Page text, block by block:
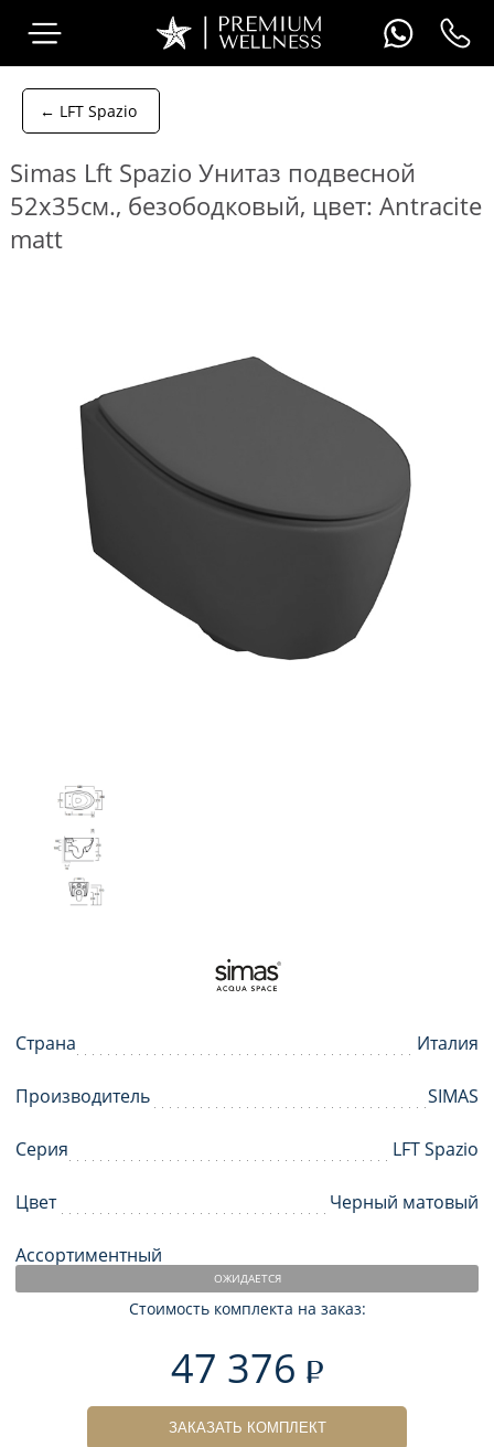
← LFT Spazio
Simas Lft Spazio Унитаз подвесной
52х35см., безободковый, цвет: Antracite
matt
Страна Италия
Производитель SIMAS
Серия LFT Spazio
Цвет Черный матовый
Ассортиментный
ОЖИДАЕТСЯ
Стоимость комплекта на заказ:
47 376
ЗАКАЗАТЬ КОМПЛЕКТ